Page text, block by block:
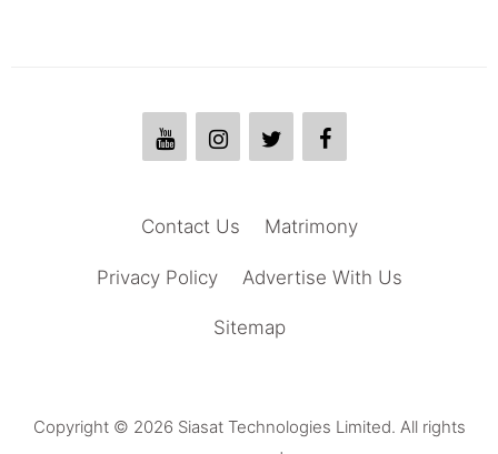
Matrimony
Contact Us
Advertise With Us
Privacy Policy
Sitemap
Copyright © 2026 Siasat Technologies Limited. All rights